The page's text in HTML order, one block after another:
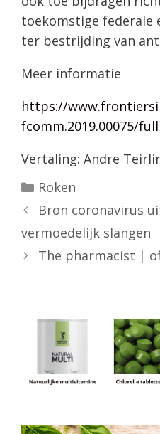
toekomstige federale
ter bestrijding van
Meer informatie
https://
fcomm.2019.00075/full
Vertaling: Andre
Categorieën
Roken
Bron coronavirus
vermoedelijk slangen
The pharmacist |